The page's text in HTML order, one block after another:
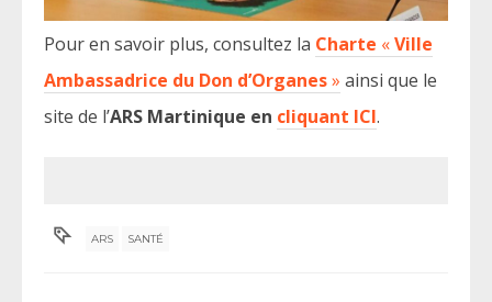
Pour en savoir plus, consultez la Charte «Ville
Ambassadrice du Don d’Organes» ainsi que le
site de l’ARS Martinique en cliquant ICI.
ARS SANTÉ